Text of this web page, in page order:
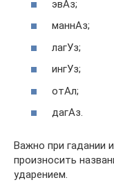
эвАз;
маннАз;
лагУз;
ингУз;
отАл;
дагАз.
Важно при гадании
произносить
ударением.